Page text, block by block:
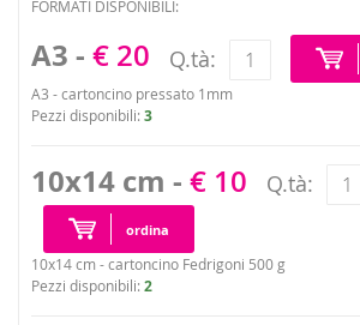
FORMATI DISPONIBILI:
A3 - € 20 Q.tà:
A3 - cartoncino pressato 1mm
Pezzi disponibili: 3
10x14 cm - € 10 Q.tà:
ordina
10x14 cm - cartoncino Fedrigoni 500 g
Pezzi disponibili: 2